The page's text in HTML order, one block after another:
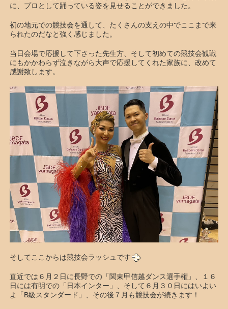
に、プロとして踊っている姿を見せることができました。
初の地元での競技会を通して、たくさんの支えの中でここまで来
られたのだなと強く感じました。
当日会場で応援して下さった先生方、そして初めての競技会観戦
にもかかわらず泣きながら大声で応援してくれた家族に、改めて
感謝致します。
そしてここからは競技会ラッシュです
直近では６月２日に長野での「関東甲信越ダンス選手権」、１６
日には有明での「日本インター」、そして６月３０日にはいよい
よ「B級スタンダード」、その後７月も競技会が続きます！